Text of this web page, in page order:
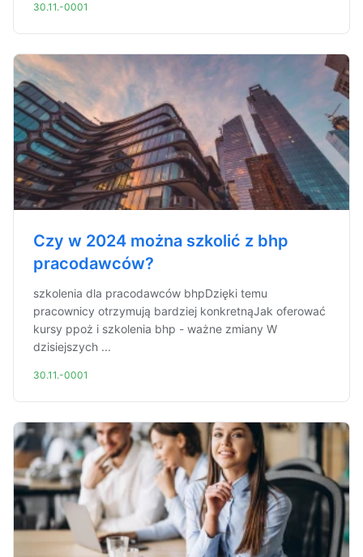
30.11.-0001
Czy w 2024 można szkolić z bhp
pracodawców?
szkolenia dla pracodawców bhpDzięki temu
pracownicy otrzymują bardziej konkretnąJak oferować
kursy ppoż i szkolenia bhp - ważne zmiany W
dzisiejszych ...
30.11.-0001